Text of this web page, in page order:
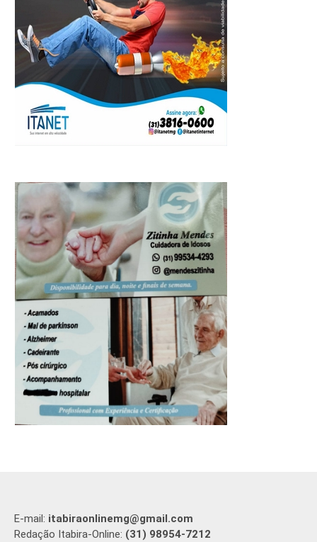
E-mail: itabiraonlinemg@gmail.com
Redação Itabira-Online: (31) 98954-7212